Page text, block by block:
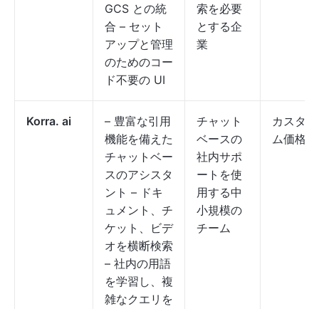
GCS との統
合 – セット
アップと管理
のためのコー
ド不要の UI
索を必要
とする企
業
Korra. ai
– 豊富な引用
機能を備えた
チャットベー
スのアシスタ
ント – ドキ
ュメント、チ
ケット、ビデ
オを横断検索
– 社内の用語
を学習し、複
雑なクエリを
チャット
ベースの
社内サポ
ートを使
用する中
小規模の
チーム
カスタ
ム価格